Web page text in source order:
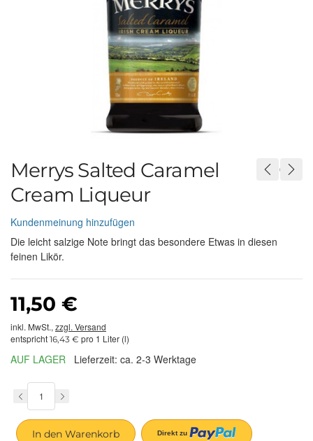
Merrys Salted Caramel
Cream Liqueur
Kundenmeinung hinzufügen
Die leicht salzige Note bringt das besondere Etwas in diesen
feinen Likör.
11,50 €
inkl. MwSt., zzgl. Versand
entspricht 16,43 € pro 1 Liter (l)
AUF LAGER Lieferzeit: ca. 2-3 Werktage
In den Warenkorb